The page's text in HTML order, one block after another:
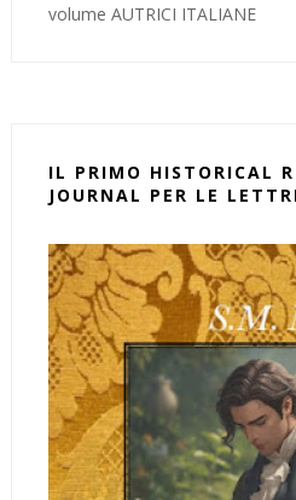
volume AUTRICI ITALIANE
IL PRIMO HISTORICAL
JOURNAL PER LE